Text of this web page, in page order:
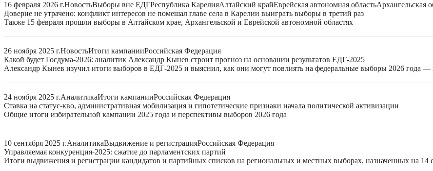
16 февраля 2026 г.НовостьВыборы вне ЕДГРеспублика КарелияАлтайский крайЕврейская автономная областьАрхангельская
Доверие не утрачено: конфликт интересов не помешал главе села в Карелии выиграть выборы в третий раз
Также 15 февраля прошли выборы в Алтайском крае, Архангельской и Еврейской автономной областях
26 ноября 2025 г.НовостьИтоги кампанииРоссийская Федерация
Какой будет Госдума-2026: аналитик Александр Кынев строит прогноз на основании результатов ЕДГ-2025
Александр Кынев изучил итоги выборов в ЕДГ-2025 и выяснил, как они могут повлиять на федеральные выборы 2026 года
24 ноября 2025 г.АналитикаИтоги кампанииРоссийская Федерация
Ставка на статус-кво, административная мобилизация и гипотетические признаки начала политической активизации
Общие итоги избирательной кампании 2025 года и перспективы выборов 2026 года
10 сентября 2025 г.АналитикаВыдвижение и регистрацияРоссийская Федерация
Управляемая конкуренция-2025: сжатие до парламентских партий
Итоги выдвижения и регистрации кандидатов и партийных списков на региональных и местных выборах, назначенных на 14